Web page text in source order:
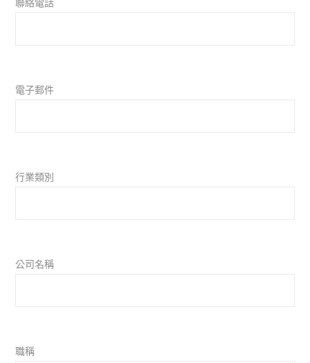
聯絡電話
電子郵件
行業類別
公司名稱
職稱